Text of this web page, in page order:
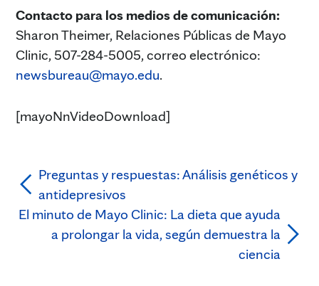
Contacto para los medios de comunicación:
Sharon Theimer, Relaciones Públicas de Mayo
Clinic, 507-284-5005, correo electrónico:
newsbureau@mayo.edu.
[mayoNnVideoDownload]
Preguntas y respuestas: Análisis genéticos y
antidepresivos
El minuto de Mayo Clinic: La dieta que ayuda
a prolongar la vida, según demuestra la
ciencia